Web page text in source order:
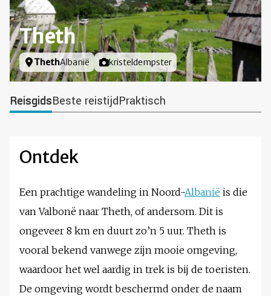
Theth
Locatie
ThethAlbanië Foto door
kristeldempster
ReisgidsBeste reistijdPraktisch
Ontdek
Een prachtige wandeling in Noord-Albanië is die
van Valbonë naar Theth, of andersom. Dit is
ongeveer 8 km en duurt zo’n 5 uur. Theth is
vooral bekend vanwege zijn mooie omgeving,
waardoor het wel aardig in trek is bij de toeristen.
De omgeving wordt beschermd onder de naam